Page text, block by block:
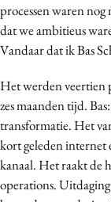
processen waren
dat we ambitieus
Vandaar dat ik Bas
Het werden veertien
zes maanden tijd.
transformatie. Het
kort geleden internet
kanaal. Het raakt de
operations.